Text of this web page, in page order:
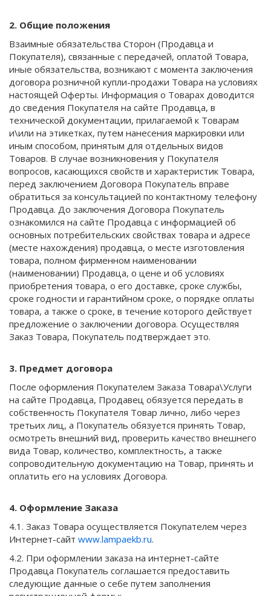
2. Общие положения
Взаимные обязательства Сторон (Продавца и
Покупателя), связанные с передачей, оплатой Товара,
иные обязательства, возникают с момента заключения
договора розничной купли-продажи Товара на условиях
настоящей Оферты. Информация о Товарах доводится
до сведения Покупателя на сайте Продавца, в
технической документации, прилагаемой к Товарам
и\или на этикетках, путем нанесения маркировки или
иным способом, принятым для отдельных видов
Товаров. В случае возникновения у Покупателя
вопросов, касающихся свойств и характеристик Товара,
перед заключением Договора Покупатель вправе
обратиться за консультацией по контактному телефону
Продавца. До заключения Договора Покупатель
ознакомился на сайте Продавца с информацией об
основных потребительских свойствах товара и адресе
(месте нахождения) продавца, о месте изготовления
товара, полном фирменном наименовании
(наименовании) Продавца, о цене и об условиях
приобретения товара, о его доставке, сроке службы,
сроке годности и гарантийном сроке, о порядке оплаты
товара, а также о сроке, в течение которого действует
предложение о заключении договора. Осуществляя
Заказ Товара, Покупатель подтверждает это.
3. Предмет договора
После оформления Покупателем Заказа Товара\Услуги
на сайте Продавца, Продавец обязуется передать в
собственность Покупателя Товар лично, либо через
третьих лиц, а Покупатель обязуется принять Товар,
осмотреть внешний вид, проверить качество внешнего
вида Товар, количество, комплектность, а также
сопроводительную документацию на Товар, принять и
оплатить его на условиях Договора.
4. Оформление Заказа
4.1. Заказ Товара осуществляется Покупателем через
Интернет-сайт www.lampaekb.ru.
4.2. При оформлении заказа на интернет-сайте
Продавца Покупатель соглашается предоставить
следующие данные о себе путем заполнения